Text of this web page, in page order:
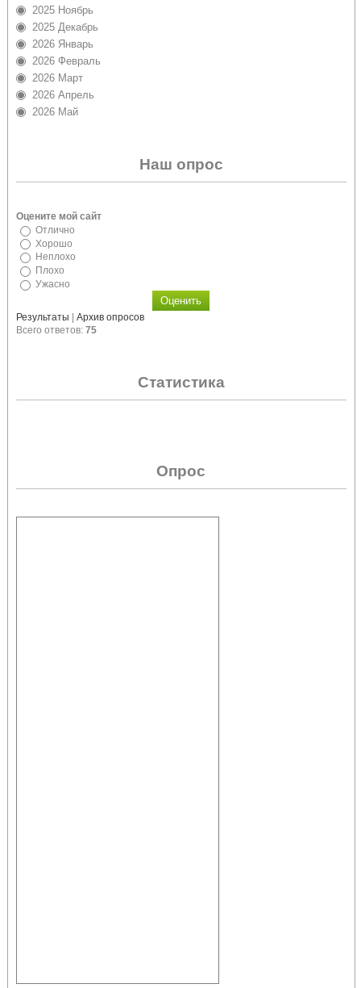
2025 Ноябрь
2025 Декабрь
2026 Январь
2026 Февраль
2026 Март
2026 Апрель
2026 Май
Наш опрос
Оцените мой сайт
Отлично
Хорошо
Неплохо
Плохо
Ужасно
Результаты | Архив опросов
Всего ответов: 75
Статистика
Опрос